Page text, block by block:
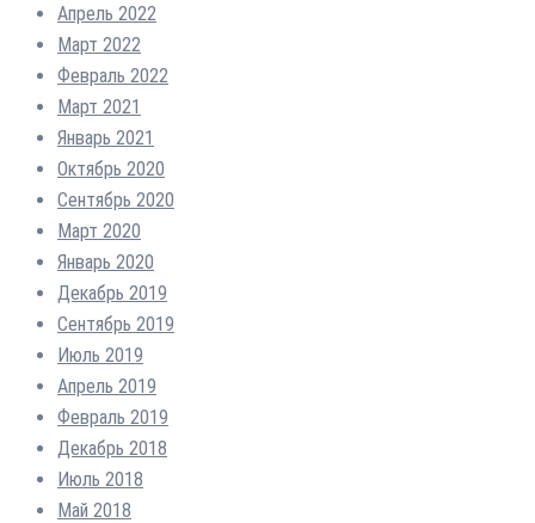
Апрель 2022
Март 2022
Февраль 2022
Март 2021
Январь 2021
Октябрь 2020
Сентябрь 2020
Март 2020
Январь 2020
Декабрь 2019
Сентябрь 2019
Июль 2019
Апрель 2019
Февраль 2019
Декабрь 2018
Июль 2018
Май 2018